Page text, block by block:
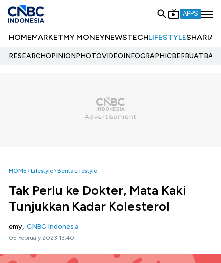
APPS
HOMEMARKETMY MONEYNEWSTECHLIFESTYLESHARIA
RESEARCHOPINIONPHOTOVIDEOINFOGRAPHIC
HOME Lifestyle Berita Lifestyle
Tak Perlu ke Dokter, Mata Kaki
Tunjukkan Kadar Kolesterol
emy, CNBC Indonesia
05 February 2023 13:40